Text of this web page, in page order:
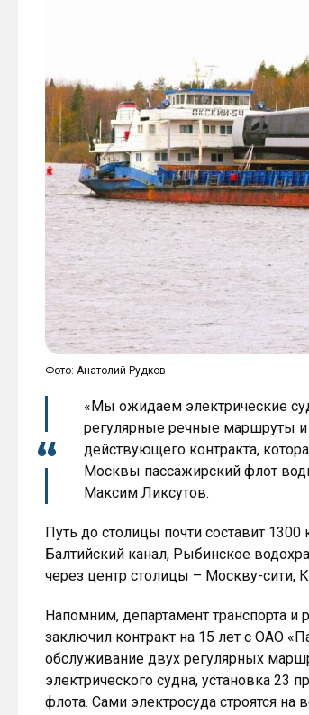
Фото: Анатолий Рудков
«Мы ожидаем электрические
регулярные речные маршруты и
действующего контракта,
Москвы пассажирский флот
Максим Ликсутов.
Путь до столицы почти составит
Балтийский канал, Рыбинское
через центр столицы – Москву-сити,
Напомним, департамент транспорта
заключил контракт на 15 лет с ОАО
обслуживание двух регулярных
электрического судна, установка 23
флота. Сами электросуда строятся